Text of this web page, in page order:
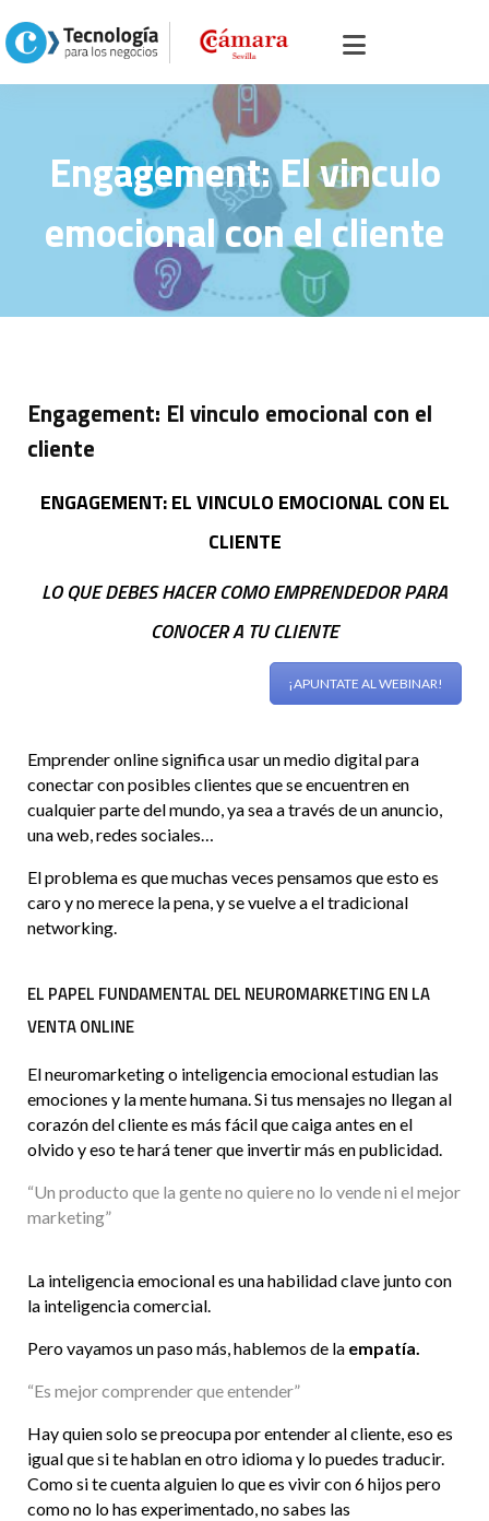
Inicio Portal servicios, comercio y otros
emocional con el cliente
Engagement: El vinculo
emocional con el cliente
Engagement: El vinculo emocional con el
cliente
ENGAGEMENT: EL VINCULO EMOCIONAL CON EL
CLIENTE
LO QUE DEBES HACER COMO EMPRENDEDOR PARA
CONOCER A TU CLIENTE
¡APUNTATE AL WEBINAR!
Emprender online significa usar un medio digital para
conectar con posibles clientes que se encuentren en
cualquier parte del mundo, ya sea a través de un anuncio,
una web, redes sociales…
El problema es que muchas veces pensamos que esto es
caro y no merece la pena, y se vuelve a el tradicional
networking.
EL PAPEL FUNDAMENTAL DEL NEUROMARKETING EN LA
VENTA ONLINE
El neuromarketing o inteligencia emocional estudian las
emociones y la mente humana. Si tus mensajes no llegan al
corazón del cliente es más fácil que caiga antes en el
olvido y eso te hará tener que invertir más en publicidad.
“Un producto que la gente no quiere no lo vende ni el mejor
marketing”
La inteligencia emocional es una habilidad clave junto con
la inteligencia comercial.
Pero vayamos un paso más, hablemos de la empatía.
“Es mejor comprender que entender”
Hay quien solo se preocupa por entender al cliente, eso es
igual que si te hablan en otro idioma y lo puedes traducir.
Como si te cuenta alguien lo que es vivir con 6 hijos pero
como no lo has experimentado, no sabes las